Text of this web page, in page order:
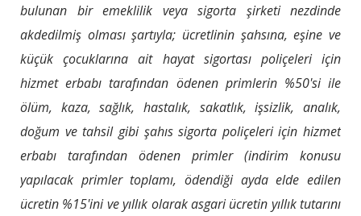
bulunan bir emeklilik veya sigorta şirketi nezdinde
akdedilmiş olması şartıyla; ücretlinin şahsına, eşine ve
küçük çocuklarına ait hayat sigortası poliçeleri için
hizmet erbabı tarafından ödenen primlerin %50'si ile
ölüm, kaza, sağlık, hastalık, sakatlık, işsizlik, analık,
doğum ve tahsil gibi şahıs sigorta poliçeleri için hizmet
erbabı tarafından ödenen primler (indirim konusu
yapılacak primler toplamı, ödendiği ayda elde edilen
ücretin %15'ini ve yıllık olarak asgari ücretin yıllık tutarını